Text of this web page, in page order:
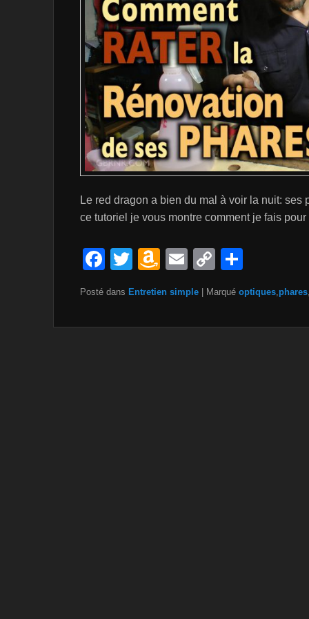
Le red dragon a bien du mal à voir la nuit:
ce tutoriel je vous montre comment je fais pour
F
c
e
T
tt
er
A
a
z
E
ail
C
p
y
ta
g
Posté dans Entretien simple Marqué optiques phares